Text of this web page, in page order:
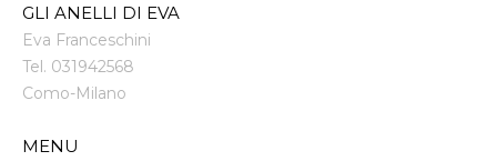
GLI ANELLI DI EVA
Eva Franceschini
Tel. 031942568
Como-Milano
MENU